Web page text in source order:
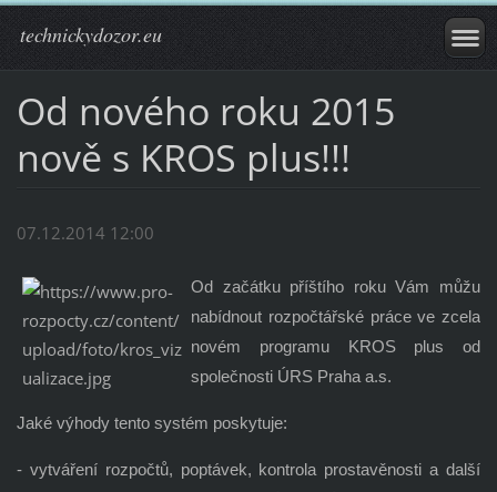
technickydozor.eu
Od nového roku 2015
nově s KROS plus!!!
07.12.2014 12:00
Od začátku příštího roku Vám můžu
nabídnout rozpočtářské práce ve zcela
novém programu KROS plus od
společnosti ÚRS Praha a.s.
Jaké výhody tento systém poskytuje:
- vytváření rozpočtů, poptávek, kontrola prostavěnosti a další